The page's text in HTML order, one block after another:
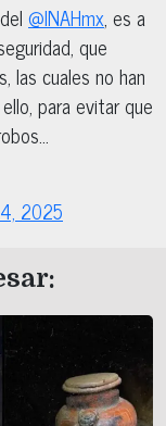
@INAHmx, es a
que
las cuales no han
para evitar que
2025